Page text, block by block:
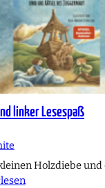
linker Lesespaß
Holzdiebe und